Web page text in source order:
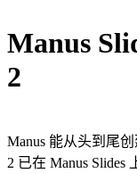
Manus
2
Manus 能从头到尾
2 已在 Manus Slides